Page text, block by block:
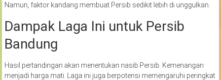
Namun, faktor kandang membuat Persib sedikit lebih di unggulkan.
Dampak Laga Ini untuk Persib
Bandung
Hasil pertandingan akan menentukan nasib Persib. Kemenangan
menjadi harga mati. Laga ini juga berpotensi memengaruhi peringkat